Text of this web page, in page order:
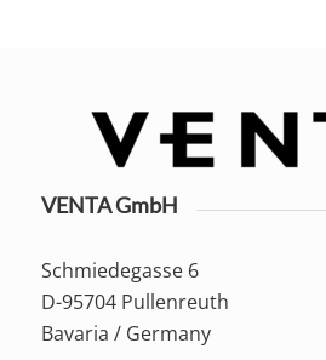
VENTA GmbH
Schmiedegasse 6
D-95704 Pullenreuth
Bavaria / Germany